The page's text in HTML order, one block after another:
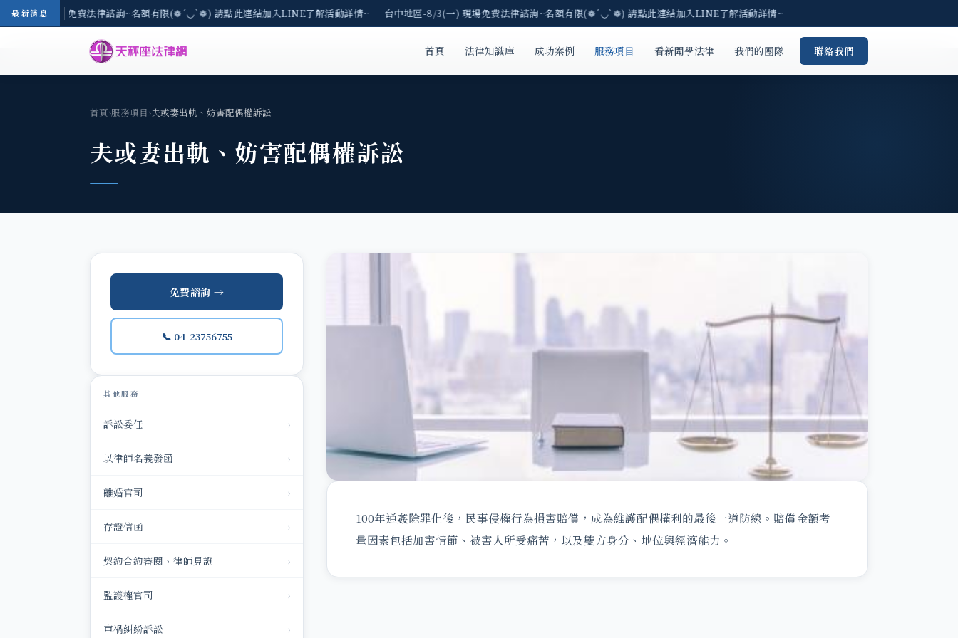
最新消息
-8/3(一) 現場免費法律諮詢~名額有限(❁´◡`❁) 請點此連結加入LINE了解活動詳情~ 台中地區-8/3(一) 現場免費法律諮詢~名額有限(❁´◡`❁) 請點此連結加入LINE了解活動詳情~
首頁 法律知識庫 成功案例 服務項目 看新聞學法律 我們的團隊 聯絡我們
首頁›服務項目›夫或妻出軌、妨害配偶權訴訟
夫或妻出軌、妨害配偶權訴訟
免費諮詢 →
📞 04-23756755
其他服務
訴訟委任 ›
以律師名義發函 ›
離婚官司 ›
存證信函 ›
契約合約審閱、律師見證 ›
監護權官司 ›
車禍糾紛訴訟 ›
100年通姦除罪化後，民事侵權行為損害賠償，成為維護配偶權利的最後一道防線。賠償金額考
量因素包括加害情節、被害人所受痛苦，以及雙方身分、地位與經濟能力。